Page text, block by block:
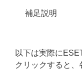
補足説明
以下は実際に
クリックすると